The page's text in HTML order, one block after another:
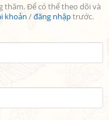
thăm. Để có thể theo dõi và
khoản /đăng nhậptrước.